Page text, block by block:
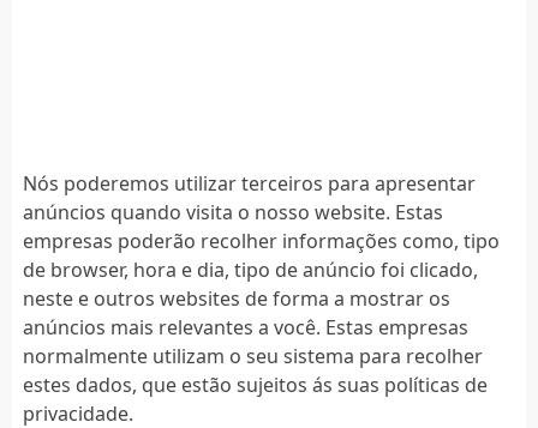
Nós poderemos utilizar terceiros para apresentar
anúncios quando visita o nosso website. Estas
empresas poderão recolher informações como, tipo
de browser, hora e dia, tipo de anúncio foi clicado,
neste e outros websites de forma a mostrar os
anúncios mais relevantes a você. Estas empresas
normalmente utilizam o seu sistema para recolher
estes dados, que estão sujeitos ás suas políticas de
privacidade.